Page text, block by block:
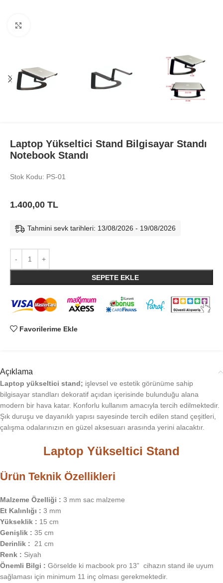
Laptop Yükseltici Stand Bilgisayar Standı
Notebook Standı
Stok Kodu: PS-01
1.400,00 TL
Tahmini sevk tarihleri: 13/08/2026 - 19/08/2026
SEPETE EKLE
Favorilerime Ekle
Açıklama
Laptop yükseltici stand; işlevsel ve estetik görünüme sahip
bilgisayar standları dekoratif açıdan içerisinde bulunduğu alana
modern bir hava katar. Konforlu kullanım amacıyla tercih edilmektedir.
Şık duruşu ve dayanıklı yapısı sayesinde tercih edilen stand çeşitleri,
çalışma odalarınızın en güzel aksesuarı arasında yerini alacaktır.
Laptop Yükseltici Stand
Ürün Teknik Özellikleri
Malzeme Özelliği : 3 mm sac malzeme
Et Kalınlığı : 3 mm
Yükseklik : 15 cm
Genişlik : 35 cm
Derinlik : 21 cm
Renk : Siyah
Önemli Bilgi : Görselde ki macbook pro 13” cihazın stand ile uyum
sağlaması için minimum 11 inç olması gerekmektedir.